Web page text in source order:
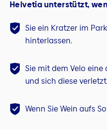
Helvetia unterstützt,
Sie ein Kratzer im
hinterlassen.
Sie mit dem Velo
und sich diese
Wenn Sie Wein aufs